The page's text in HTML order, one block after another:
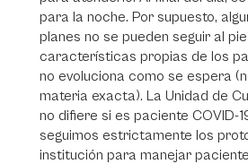
para la noche. Por supuesto,
planes no se pueden seguir al
características propias de los
no evoluciona como se espera
materia exacta). La Unidad de
no difiere si es paciente COVID-
seguimos estrictamente los
institución para manejar